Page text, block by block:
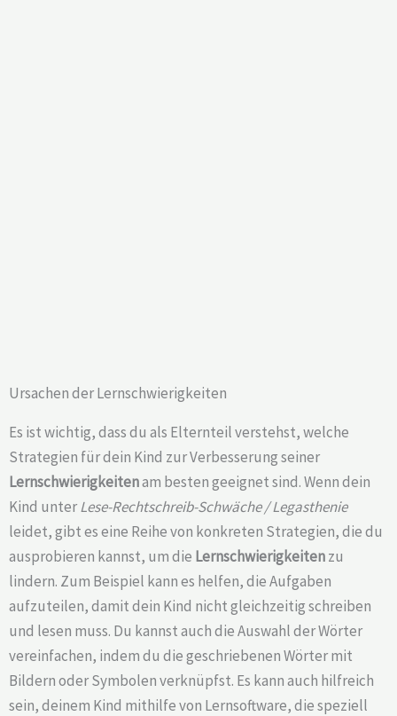
Ursachen der Lernschwierigkeiten
Es ist wichtig, dass du als Elternteil verstehst, welche
Strategien für dein Kind zur Verbesserung seiner
Lernschwierigkeitenam besten geeignet sind. Wenn dein
Kind unterLese-Rechtschreib-Schwäche / Legasthenie
leidet, gibt es eine Reihe von konkreten Strategien, die du
ausprobieren kannst, um die Lernschwierigkeitenzu
lindern. Zum Beispiel kann es helfen, die Aufgaben
aufzuteilen, damit dein Kind nicht gleichzeitig schreiben
und lesen muss. Du kannst auch die Auswahl der Wörter
vereinfachen, indem du die geschriebenen Wörter mit
Bildern oder Symbolen verknüpfst. Es kann auch hilfreich
sein, deinem Kind mithilfe von Lernsoftware, die speziell